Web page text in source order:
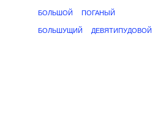
БОЛЬШОЙ ПОГАНЫЙ
БОЛЬШУЩИЙ ДЕВЯТИПУДОВОЙ